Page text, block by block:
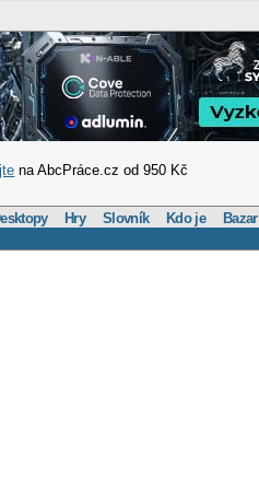
na AbcPráce.cz od 950 Kč
Hry Slovník Kdo je Bazar